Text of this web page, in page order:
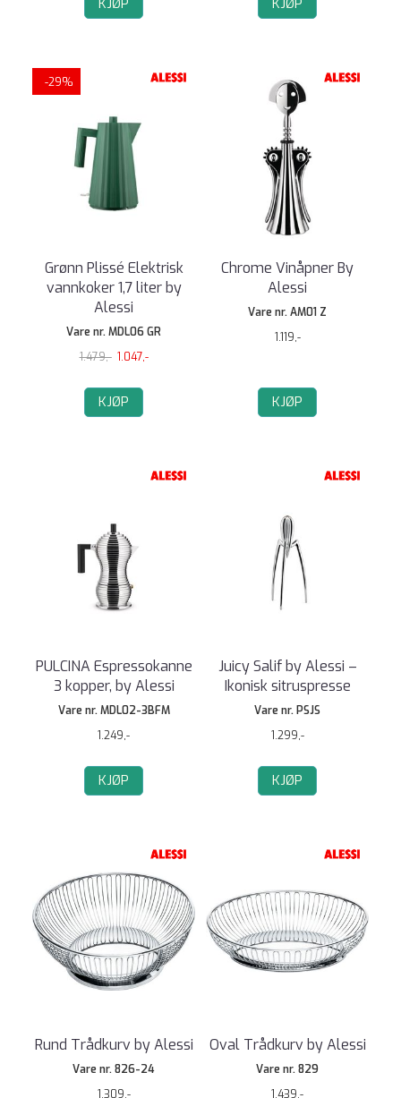
KJØP KJØP
-29%
Grønn Plissé Elektrisk
vannkoker 1,7 liter by
Alessi
Vare nr. MDL06 GR
1.479,- 1.047,-
KJØP
Chrome Vinåpner By
Alessi
Vare nr. AM01 Z
1.119,-
KJØP
PULCINA Espressokanne
3 kopper, by Alessi
Vare nr. MDL02-3BFM
1.249,-
KJØP
Juicy Salif by Alessi –
Ikonisk sitruspresse
Vare nr. PSJS
1.299,-
KJØP
Rund Trådkurv by Alessi
Vare nr. 826-24
1.309,-
Oval Trådkurv by Alessi
Vare nr. 829
1.439,-